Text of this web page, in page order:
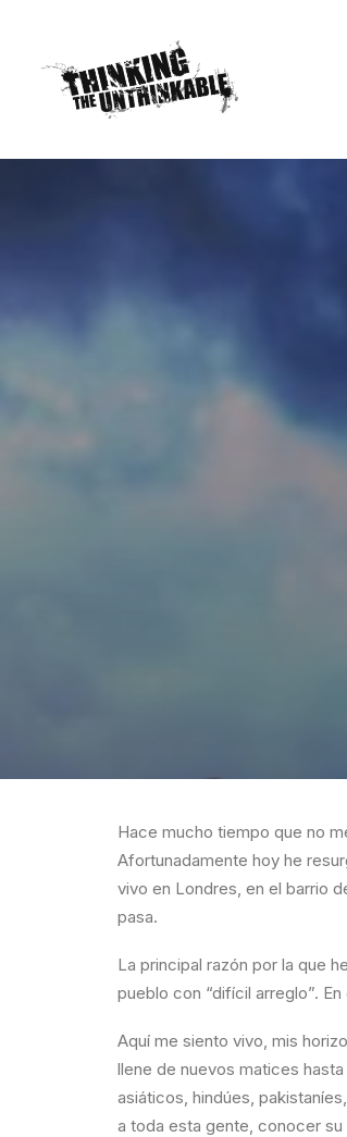
Hace mucho tiempo que no
Afortunadamente hoy he
vivo en Londres, en el barrio
pasa.
La principal razón por la que
pueblo con “difícil arreglo”.
Aquí me siento vivo, mis
llene de nuevos matices
asiáticos, hindúes,
a toda esta gente, conocer